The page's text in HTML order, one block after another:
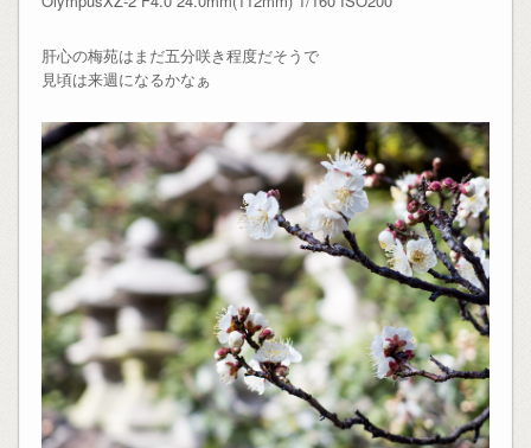
肝心の梅苑はまだ五分咲き程度だそうで
見頃は来週になるかなぁ